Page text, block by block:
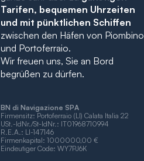
Tarifen, bequemen Uhrzeiten
und mit pünktlichen Schiffen
zwischen den Häfen von Piombino
und Portoferraio.
Wir freuen uns, Sie an Bord
begrüßen zu dürfen.
BN di Navigazione SPA
Firmensitz: Portoferraio (LI) Calata Italia 22
USt.-IdNr./St-IdNr.: IT01968710994
R.E.A.: LI-147146
Firmenkapital: 1000000,00 €
Eindeutiger Code: WY7PJ6K